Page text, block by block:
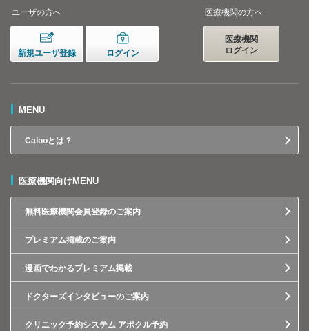
ユーザの方へ
新規ユーザ登録 ログイン
医療機関の方へ
医療機関
ログイン
MENU
Calooとは？
医療機関向けMENU
無料医療機関会員登録のご案内
プレミアム掲載のご案内
漫画でわかるプレミアム掲載
ドクターズインタビューのご案内
クリニック予約システム アポクル予約